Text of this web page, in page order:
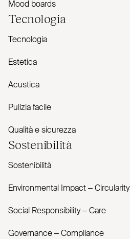
Mood boards
Tecnologia
Tecnologia
Estetica
Acustica
Pulizia facile
Qualità e sicurezza
Sostenibilità
Sostenibilità
Envi­ronmental Impact – Cir­cularity
Social Responsibility – Care
Governance – Com­pliance